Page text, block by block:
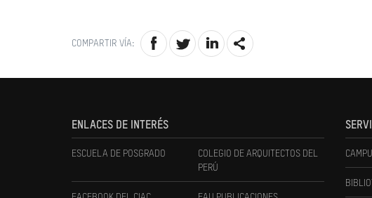
COMPARTIR VÍA:
ENLACES DE INTERÉS
ESCUELA DE POSGRADO
COLEGIO DE ARQUITECTOS DEL
PERÚ